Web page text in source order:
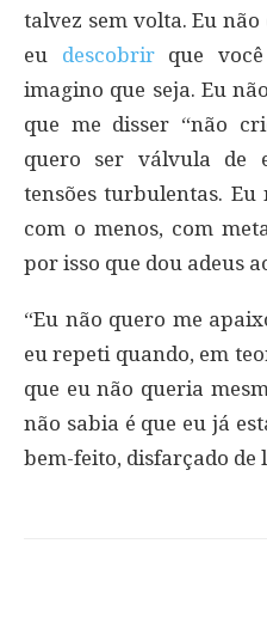
talvez sem volta. Eu
eu descobrirque
imagino que seja. Eu
que me disser “não
quero ser válvula de
tensões turbulentas.
com o menos, com
por isso que dou adeus
“Eu não quero me
eu repeti quando, em
que eu não queria
não sabia é que eu já
bem-feito, disfarçado de